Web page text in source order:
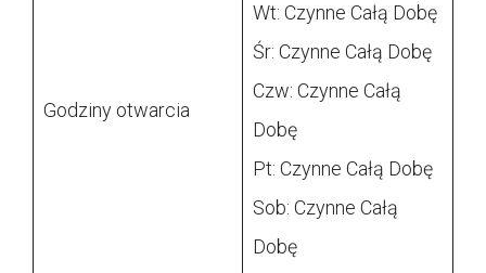
Godziny otwarcia
Wt: Czynne Całą Dobę
Śr: Czynne Całą Dobę
Czw: Czynne Całą
Dobę
Pt: Czynne Całą Dobę
Sob: Czynne Całą
Dobę